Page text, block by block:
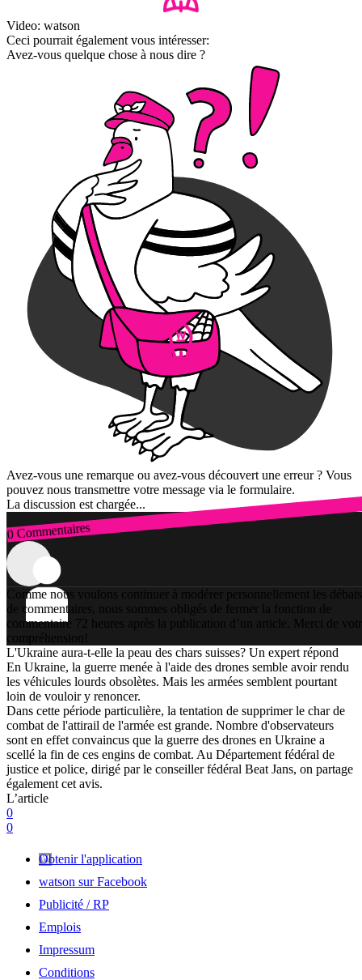
Video: watson
Ceci pourrait également vous intéresser:
Avez-vous quelque chose à nous dire ?
Avez-vous une remarque ou avez-vous découvert une erreur ? Vous
pouvez nous transmettre votre message via le formulaire.
La discussion est chargée...
0 Commentaires
Connexion
Comme nous voulons continuer à modérer personnellement les débats
de commentaires, nous sommes obligés de fermer la fonction de
commentaire 72 heures après la publication d’un article. Merci de
compréhension!
L'Ukraine aura-t-elle la peau des chars suisses? Un expert répond
En Ukraine, la guerre menée à l'aide des drones semble avoir rendu
les véhicules lourds obsolètes. Mais les armées semblent pourtant
loin de vouloir y renoncer.
Dans cette période particulière, la tentation de supprimer le char de
combat de l'attirail de l'armée est grande. Nombre d'observateurs
sont en effet convaincus que la guerre des drones en Ukraine a
scellé la fin de ces engins de combat. Au Département fédéral de
justice et police, dirigé par le conseiller fédéral Beat Jans, on partage
également cet avis.
L’article
0
0
Obtenir l'application
watson sur Facebook
Publicité / RP
Emplois
Impressum
Conditions